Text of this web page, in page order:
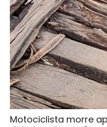
Motociclista morre